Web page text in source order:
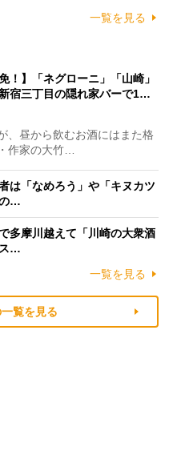
一覧を見る
！】「ネグローニ」「山崎」
新宿三丁目の隠れ家バーで1…
昼から飲むお酒にはまた格
作家の大竹…
は「なめろう」や「キヌカツ
…
多摩川越えて「川崎の大衆酒
…
一覧を見る
覧を見る